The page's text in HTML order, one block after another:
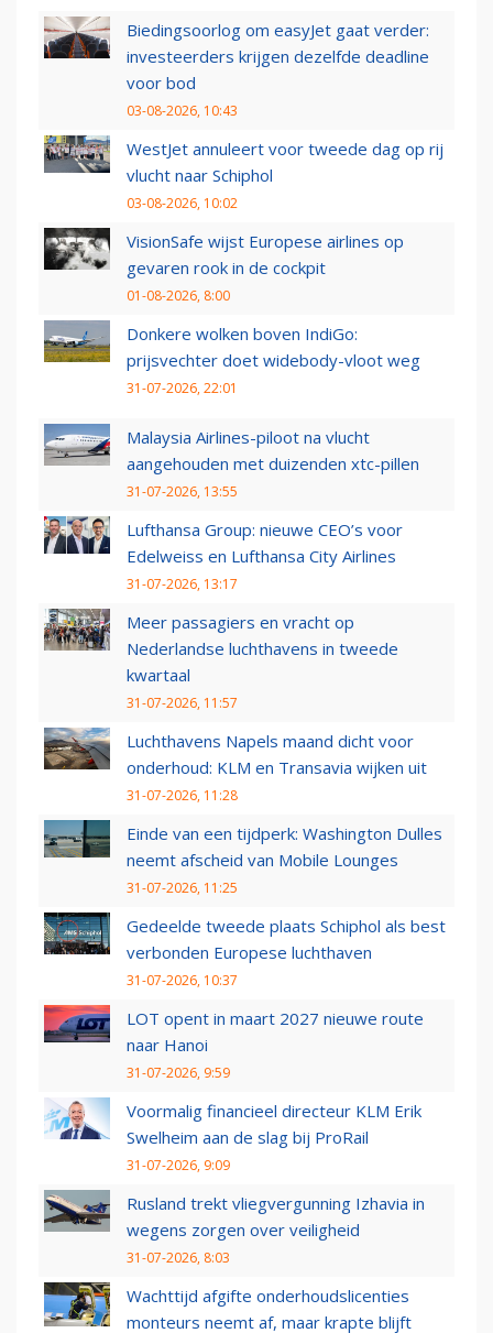
Biedingsoorlog om easyJet gaat verder:
investeerders krijgen dezelfde deadline
voor bod
03-08-2026, 10:43
WestJet annuleert voor tweede dag op rij
vlucht naar Schiphol
03-08-2026, 10:02
VisionSafe wijst Europese airlines op
gevaren rook in de cockpit
01-08-2026, 8:00
Donkere wolken boven IndiGo:
prijsvechter doet widebody-vloot weg
31-07-2026, 22:01
Malaysia Airlines-piloot na vlucht
aangehouden met duizenden xtc-pillen
31-07-2026, 13:55
Lufthansa Group: nieuwe CEO’s voor
Edelweiss en Lufthansa City Airlines
31-07-2026, 13:17
Meer passagiers en vracht op
Nederlandse luchthavens in tweede
kwartaal
31-07-2026, 11:57
Luchthavens Napels maand dicht voor
onderhoud: KLM en Transavia wijken uit
31-07-2026, 11:28
Einde van een tijdperk: Washington Dulles
neemt afscheid van Mobile Lounges
31-07-2026, 11:25
Gedeelde tweede plaats Schiphol als best
verbonden Europese luchthaven
31-07-2026, 10:37
LOT opent in maart 2027 nieuwe route
naar Hanoi
31-07-2026, 9:59
Voormalig financieel directeur KLM Erik
Swelheim aan de slag bij ProRail
31-07-2026, 9:09
Rusland trekt vliegvergunning Izhavia in
wegens zorgen over veiligheid
31-07-2026, 8:03
Wachttijd afgifte onderhoudslicenties
monteurs neemt af, maar krapte blijft